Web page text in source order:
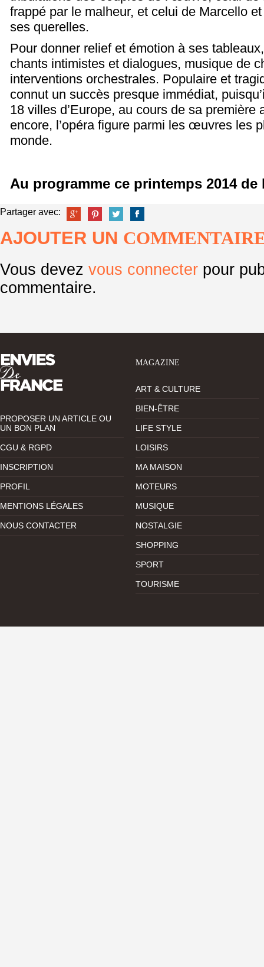
frappé par le malheur, et celui de Marcello
ses querelles.
Pour donner relief et émotion à ses
chants intimistes et dialogues, musique de
interventions orchestrales. Populaire et
connut un succès presque immédiat,
18 villes d’Europe, au cours de sa première
encore, l’opéra figure parmi les œuvres les
monde.
Au programme ce printemps 2014 de
Partager avec:
AJOUTER UN
Vous devez vous connecter pour
commentaire.
PROPOSER UN ARTICLE OU
UN BON PLAN
CGU & RGPD
INSCRIPTION
PROFIL
MENTIONS LÉGALES
NOUS CONTACTER
MAGAZINE
ART & CULTURE
BIEN-ÊTRE
LIFE STYLE
LOISIRS
MA MAISON
MOTEURS
MUSIQUE
NOSTALGIE
SHOPPING
SPORT
TOURISME